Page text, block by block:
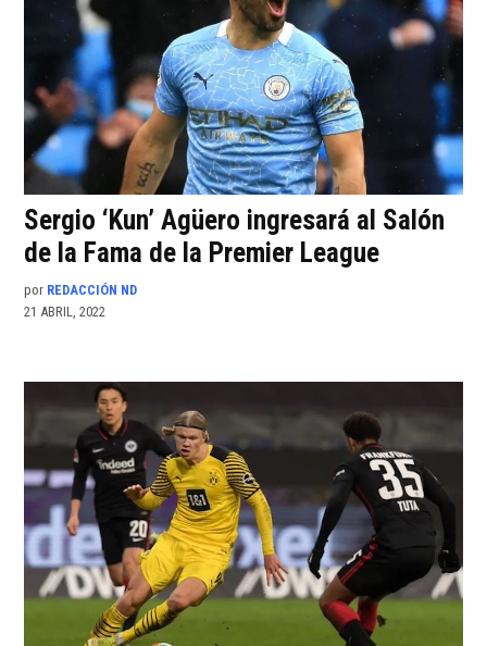
Sergio ‘Kun’ Agüero ingresará al Salón
de la Fama de la Premier League
por REDACCIÓN ND
21 ABRIL, 2022